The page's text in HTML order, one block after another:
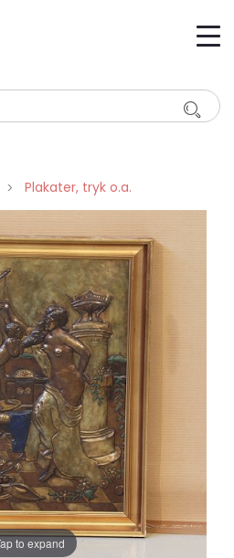
Plakater, tryk o.a.
to expand